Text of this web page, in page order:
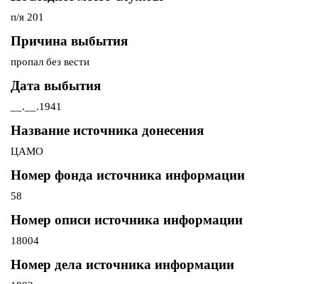
п/я 201
Причина выбытия
пропал без вести
Дата выбытия
__.__.1941
Название источника донесения
ЦАМО
Номер фонда источника информации
58
Номер описи источника информации
18004
Номер дела источника информации